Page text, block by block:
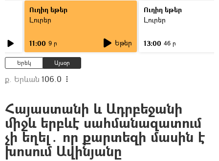
Ուղիղ եթեր
Լուրեր
11:00 9 ր Եթեր
Ուղիղ եթեր
Լուրեր
13:00 46 ր
Երեկ Այսօր
ք. Երևան 106.0
Հայաստանի և Ադրբեջանի
միջև երբևէ սահմանազատում
չի եղել․ որ քարտեզի մասին է
խոսում Ավինյանը